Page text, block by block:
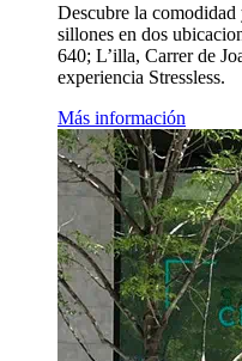
Descubre la
sillones en dos
640; L’illa, Carrer de
experiencia Stressless.
Más información